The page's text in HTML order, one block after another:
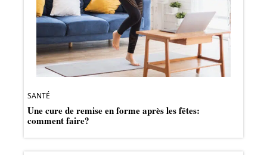
SANTÉ
Une cure de remise en forme après les fêtes:
comment faire?